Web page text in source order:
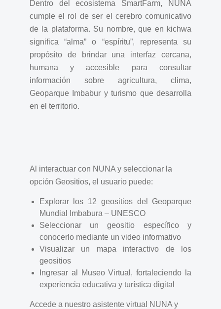
Dentro del ecosistema SmartFarm, NUNA
cumple el rol de ser el cerebro comunicativo
de la plataforma. Su nombre, que en kichwa
significa “alma” o “espíritu”, representa su
propósito de brindar una interfaz cercana,
humana y accesible para consultar
información sobre agricultura, clima,
Geoparque Imbabur y turismo que desarrolla
en el territorio.
Al interactuar con NUNA y seleccionar la
opción Geositios, el usuario puede:
Explorar los 12 geositios del Geoparque
Mundial Imbabura – UNESCO
Seleccionar un geositio específico y
conocerlo mediante un video informativo
Visualizar un mapa interactivo de los
geositios
Ingresar al Museo Virtual, fortaleciendo la
experiencia educativa y turística digital
Accede a nuestro asistente virtual NUNA y